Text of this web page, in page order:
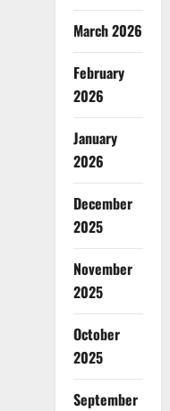
March 2026
February
2026
January
2026
December
2025
November
2025
October
2025
September